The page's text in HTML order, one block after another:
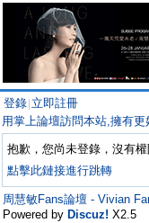
登錄 立即註冊
用掌上論壇訪問本站,擁有更
抱歉，您尚未登錄，沒有
點擊此鏈接進行跳轉
周慧敏Fans論壇 - Vivian
Powered by Discuz! X2.5